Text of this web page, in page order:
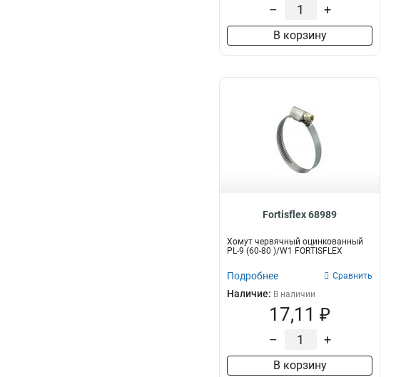
– +
В корзину
Fortisflex 68989
Хомут червячный оцинкованный
PL-9 (60-80 )/W1 FORTISFLEX
Подробнее Сравнить
Наличие: В наличии
17,11 ₽
– +
В корзину